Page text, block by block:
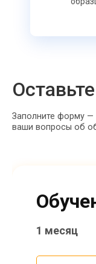
Заполните форму
ваши вопросы об
1 месяц